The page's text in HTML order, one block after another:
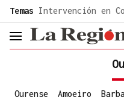
common.go-to-content
Temas Intervención en
header.menu.open
Ourense Amoeiro